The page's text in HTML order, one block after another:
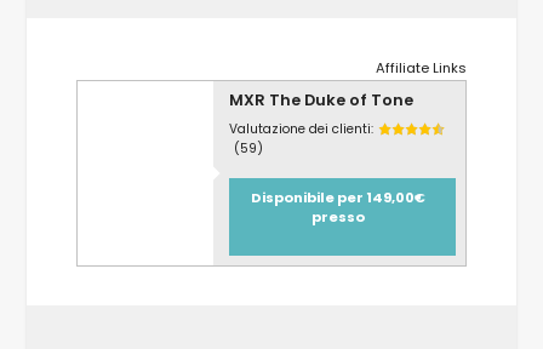
Affiliate Links
MXR The Duke of Tone
Valutazione dei clienti:
(59)
Disponibile per 149,00€
presso